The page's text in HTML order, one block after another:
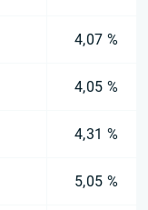
4,07 %
4,05 %
4,31 %
5,05 %